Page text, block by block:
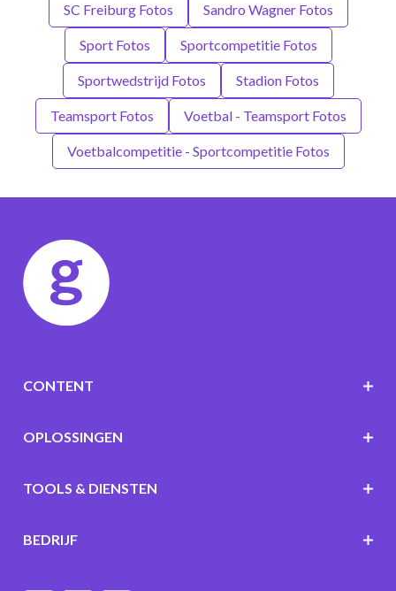
SC Freiburg Fotos Sandro Wagner Fotos
Sport Fotos Sportcompetitie Fotos
Sportwedstrijd Fotos Stadion Fotos
Teamsport Fotos Voetbal - Teamsport Fotos
Voetbalcompetitie - Sportcompetitie Fotos
CONTENT
OPLOSSINGEN
TOOLS & DIENSTEN
BEDRIJF